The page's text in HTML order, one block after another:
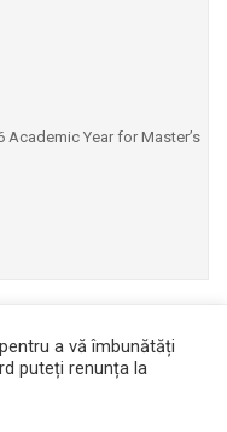
Academic Year for Master’s
a vă îmbunătăți
puteți renunța la